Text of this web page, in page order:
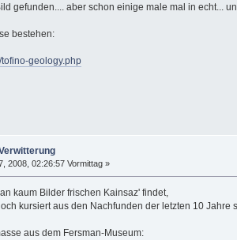
gefunden.... aber schon einige male mal in echt...
bestehen:
geology.php
2008, 02:26:57 Vormittag »
kaum Bilder frischen Kainsaz' findet,
kursiert aus den Nachfunden der letzten 10 Jahre
aus dem Fersman-Museum: